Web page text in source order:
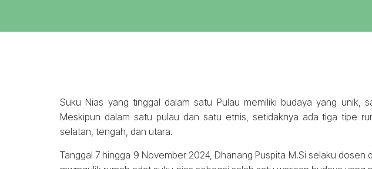
Suku Nias yang tinggal dalam satu Pulau memiliki budaya yang unik,
Meskipun dalam satu pulau dan satu etnis, setidaknya ada tiga tipe
selatan, tengah, dan utara.
Tanggal 7 hingga 9 November 2024, Dhanang Puspita M.Si selaku dosen